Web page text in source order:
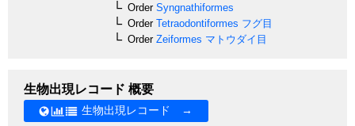
OrderSyngnathiformes
OrderTetraodontiformes フグ目
OrderZeiformes マトウダイ目
生物出現レコード 概要
生物出現レコード →